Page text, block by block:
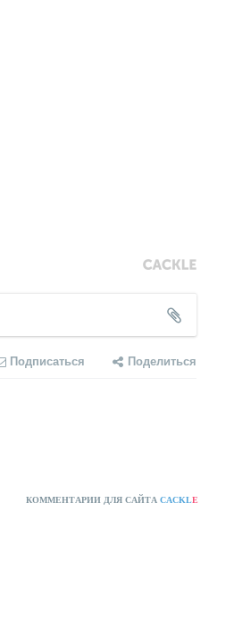
Подписаться Поделиться
КОММЕНТАРИИ ДЛЯ САЙТА CACKLE